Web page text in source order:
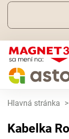
Hlavná stránka >
Kabelka